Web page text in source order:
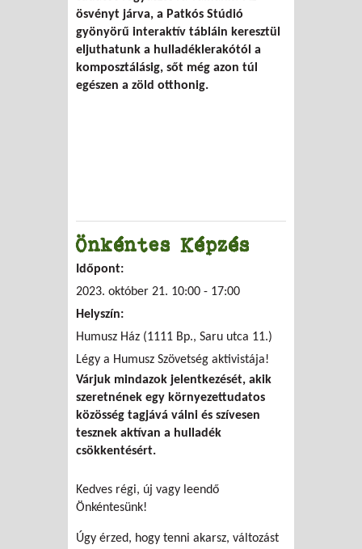
ösvényt járva, a Patkós Stúdió
gyönyörű interaktív tábláin keresztül
eljuthatunk a hulladéklerakótól a
komposztálásig, sőt még azon túl
egészen a zöld otthonig.
Önkéntes Képzés
Időpont:
2023. október 21. 10:00 - 17:00
Helyszín:
Humusz Ház (1111 Bp., Saru utca 11.)
Légy a Humusz Szövetség aktivistája!
Várjuk mindazok jelentkezését, akik
szeretnének egy környezettudatos
közösség tagjává válni és szívesen
tesznek aktívan a hulladék
csökkentésért.
Kedves régi, új vagy leendő
Önkéntesünk!
Úgy érzed, hogy tenni akarsz, változást